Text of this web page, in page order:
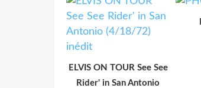
ELVIS ON TOUR See See
Rider' in San Antonio